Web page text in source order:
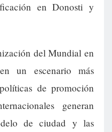
en Donosti y
del Mundial en
un escenario más
de promoción
generan
de ciudad y las